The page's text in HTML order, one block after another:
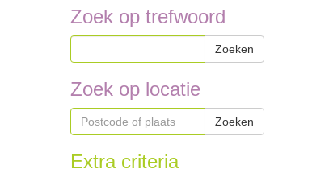
Zoek op trefwoord
Zoeken
Zoek op locatie
Zoeken
Extra criteria